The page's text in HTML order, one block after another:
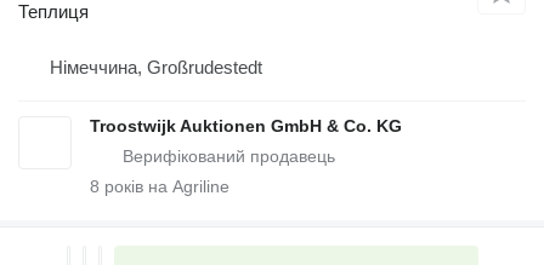
Теплиця
Німеччина, Großrudestedt
Troostwijk Auktionen GmbH & Co. KG
8 років на Agriline